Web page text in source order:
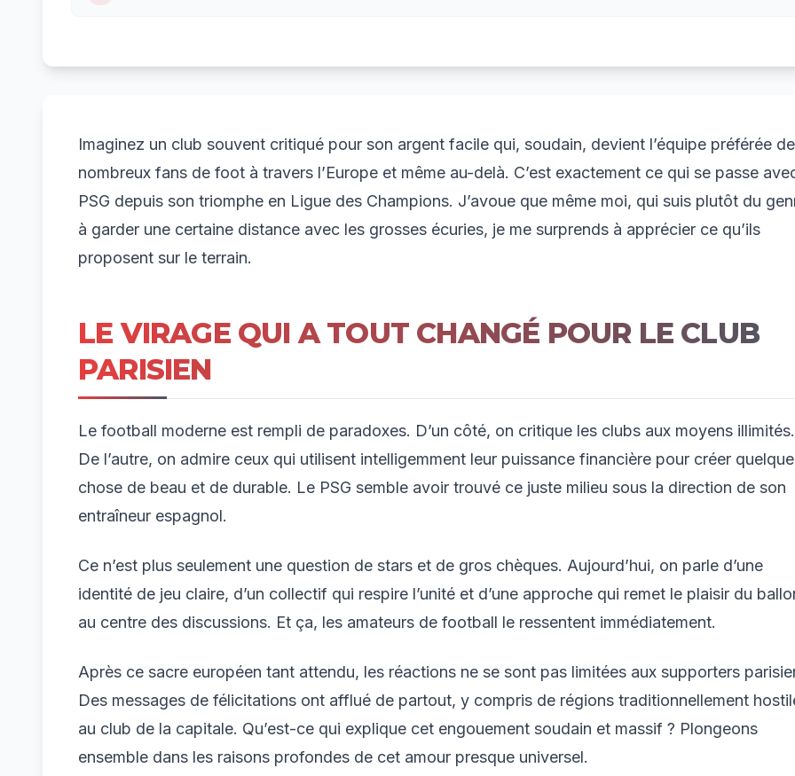
Imaginez un club souvent critiqué pour son argent facile qui, soudain, devient l’équipe préférée de
nombreux fans de foot à travers l’Europe et même au-delà. C’est exactement ce qui se passe
PSG depuis son triomphe en Ligue des Champions. J’avoue que même moi, qui suis plutôt du
à garder une certaine distance avec les grosses écuries, je me surprends à apprécier ce qu’ils
proposent sur le terrain.
LE VIRAGE QUI A TOUT CHANGÉ POUR LE CLUB
PARISIEN
Le football moderne est rempli de paradoxes. D’un côté, on critique les clubs aux moyens illimités.
De l’autre, on admire ceux qui utilisent intelligemment leur puissance financière pour créer quelque
chose de beau et de durable. Le PSG semble avoir trouvé ce juste milieu sous la direction de son
entraîneur espagnol.
Ce n’est plus seulement une question de stars et de gros chèques. Aujourd’hui, on parle d’une
identité de jeu claire, d’un collectif qui respire l’unité et d’une approche qui remet le plaisir du
au centre des discussions. Et ça, les amateurs de football le ressentent immédiatement.
Après ce sacre européen tant attendu, les réactions ne se sont pas limitées aux supporters
Des messages de félicitations ont afflué de partout, y compris de régions traditionnellement
au club de la capitale. Qu’est-ce qui explique cet engouement soudain et massif ? Plongeons
ensemble dans les raisons profondes de cet amour presque universel.